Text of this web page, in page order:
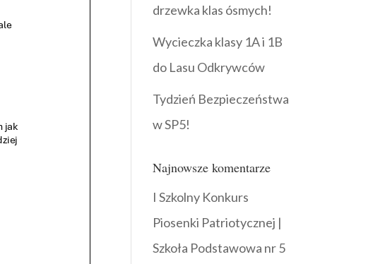
drzewka klas ósmych!
Wycieczka klasy 1A i 1B
do Lasu Odkrywców
Tydzień Bezpieczeństwa
w SP5!
Najnowsze komentarze
I Szkolny Konkurs
Piosenki Patriotycznej |
Szkoła Podstawowa nr 5